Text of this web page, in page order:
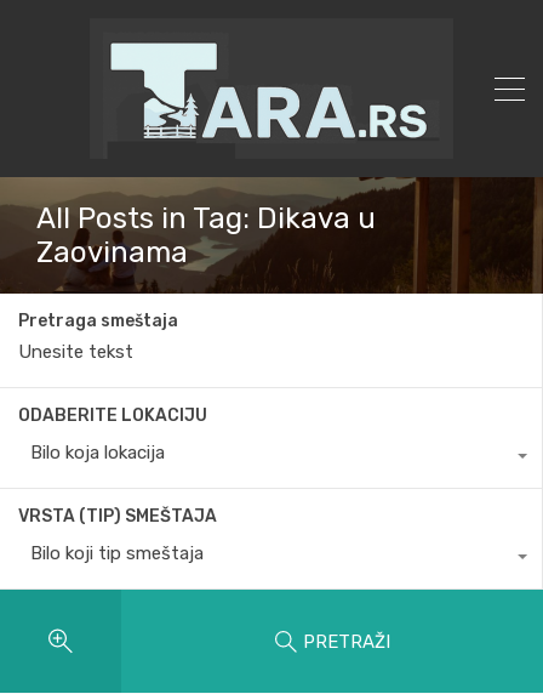
All Posts in Tag: Dikava u
Zaovinama
Pretraga smeštaja
ODABERITE LOKACIJU
Bilo koja lokacija
VRSTA (TIP) SMEŠTAJA
Bilo koji tip smeštaja
PRETRAŽI